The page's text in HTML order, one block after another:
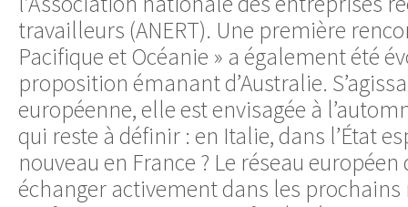
travailleurs (ANERT). Une première
Pacifique et Océanie » a également été
proposition émanant d’Australie.
européenne, elle est envisagée à
qui reste à définir : en Italie, dans l’État
nouveau en France ? Le réseau
échanger activement dans les prochains